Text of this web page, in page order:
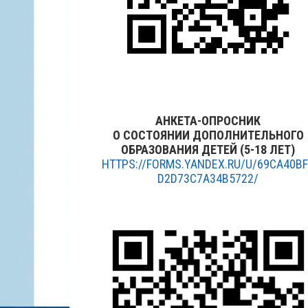
АНКЕТА-ОПРОСНИК
О СОСТОЯНИИ ДОПОЛНИТЕЛЬНОГО
ОБРАЗОВАНИЯ ДЕТЕЙ (5-18 ЛЕТ)
HTTPS://FORMS.YANDEX.RU/U/
D2D73C7A34B5722/